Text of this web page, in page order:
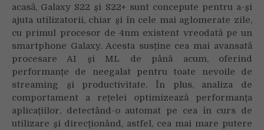
acasă, Galaxy S22 și S22+ sunt concepute pentru a-și
ajuta utilizatorii, chiar și în cele mai aglomerate zile,
cu primul procesor de 4nm existent vreodată pe un
smartphone Galaxy. Acesta susține cea mai avansată
procesare AI și ML de până acum, oferind
performanțe de neegalat pentru toate nevoile de
streaming și productivitate. În plus, analiza de
comportament a rețelei optimizează performanța
aplicațiilor, detectând-o automat pe cea în curs de
utilizare și direcționând, astfel, cea mai mare putere